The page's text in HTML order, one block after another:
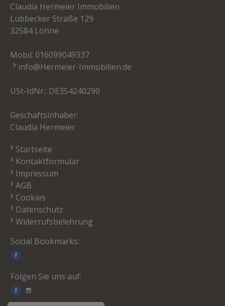
Claudia Hermeier Immobilien
Lübbecker Straße 129
32584 Löhne
Mobil: 016099049337
info@Hermeier-Immobilien.de
USt-IdNr.: DE354240290
Geschäftsinhaber:
Claudia Hermeier
Startseite
Kontaktformular
Impressum
AGB
Cookies
Datenschutz
Widerrufsbelehrung
Social Bookmarks:
Folgen Sie uns auf: